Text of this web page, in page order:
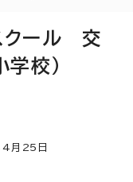
クール 交
学校）
月 25 日